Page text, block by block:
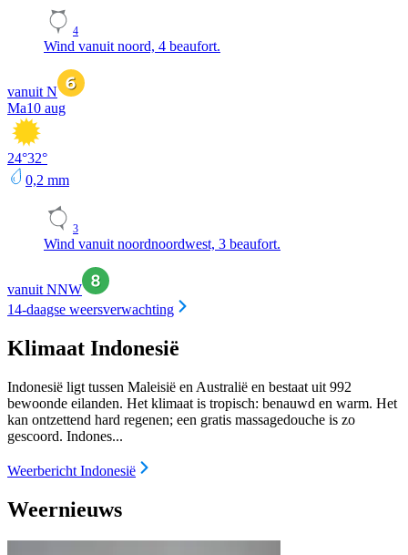
4
Wind vanuit noord, 4 beaufort.
vanuit N
Ma10 aug
24°32°
0,2 mm
3
Wind vanuit noordnoordwest, 3 beaufort.
vanuit NNW
14-daagse weersverwachting
Klimaat Indonesië
Indonesië ligt tussen Maleisië en Australië en bestaat uit 992
bewoonde eilanden. Het klimaat is tropisch: benauwd en warm. Het
kan ontzettend hard regenen; een gratis massagedouche is zo
gescoord. Indones...
Weerbericht Indonesië
Weernieuws